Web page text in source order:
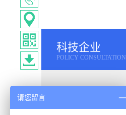
科技企业
POLICY CONSULTATION
请您留言